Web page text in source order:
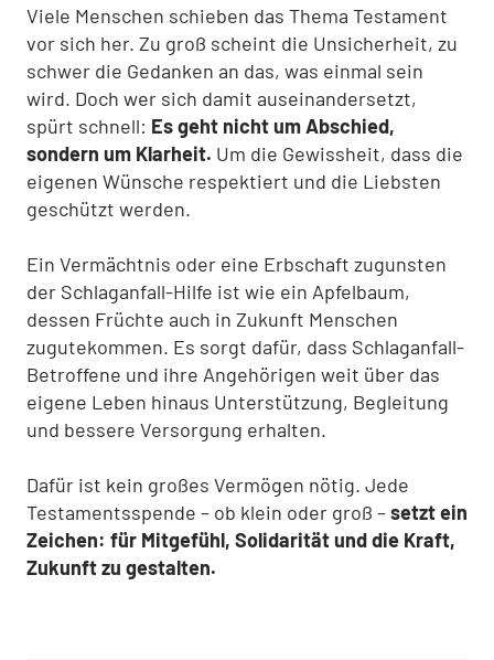
Viele Menschen schieben das Thema Testament
vor sich her. Zu groß scheint die Unsicherheit, zu
schwer die Gedanken an das, was einmal sein
wird. Doch wer sich damit auseinandersetzt,
spürt schnell: Es geht nicht um Abschied,
sondern um Klarheit. Um die Gewissheit, dass die
eigenen Wünsche respektiert und die Liebsten
geschützt werden.
Ein Vermächtnis oder eine Erbschaft zugunsten
der Schlaganfall-Hilfe ist wie ein Apfelbaum,
dessen Früchte auch in Zukunft Menschen
zugutekommen. Es sorgt dafür, dass Schlaganfall-
Betroffene und ihre Angehörigen weit über das
eigene Leben hinaus Unterstützung, Begleitung
und bessere Versorgung erhalten.
Dafür ist kein großes Vermögen nötig. Jede
Testamentsspende – ob klein oder groß –setzt ein
Zeichen: für Mitgefühl, Solidarität und die Kraft,
Zukunft zu gestalten.